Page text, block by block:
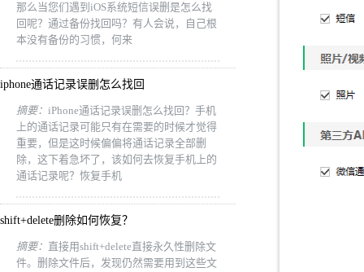
那么当您们遇到iOS系统短信误删是怎么找
回呢？通过备份找回吗？有人会说，自己根
本没有备份的习惯，何来
iphone通话记录误删怎么找回
摘要： iPhone通话记录误删怎么找回？手机
上的通话记录可能只有在需要的时候才觉得
重要，但是这时候偏偏将通话记录全部删
除，这下着急坏了，该如何去恢复手机上的
通话记录呢？恢复手机
shift+delete删除如何恢复？
摘要： 直接用shift+delete直接永久性删除文
件。删除文件后，发现仍然需要用到这些文